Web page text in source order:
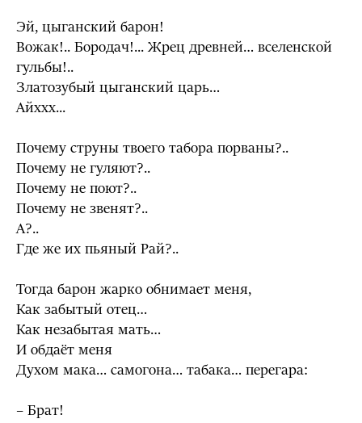
Эй, цыганский барон!
Вожак!.. Бородач!... Жрец древней… вселенской
гульбы!..
Златозубый цыганский царь…
Айххх...
Почему струны твоего табора порваны?..
Почему не гуляют?..
Почему не поют?..
Почему не звенят?..
А?..
Где же их пьяный Рай?..
Тогда барон жарко обнимает меня,
Как забытый отец…
Как незабытая мать…
И обдаёт меня
Духом мака… самогона… табака… перегара:
– Брат!